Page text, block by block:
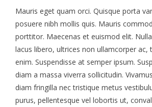
Mauris eget quam orci. Quisque porta
posuere nibh mollis quis. Mauris
porttitor. Maecenas et euismod elit.
lacus libero, ultrices non ullamcorper ac,
enim. Suspendisse at semper ipsum.
diam a massa viverra sollicitudin.
diam fringilla nec tristique metus
purus, pellentesque vel lobortis ut,